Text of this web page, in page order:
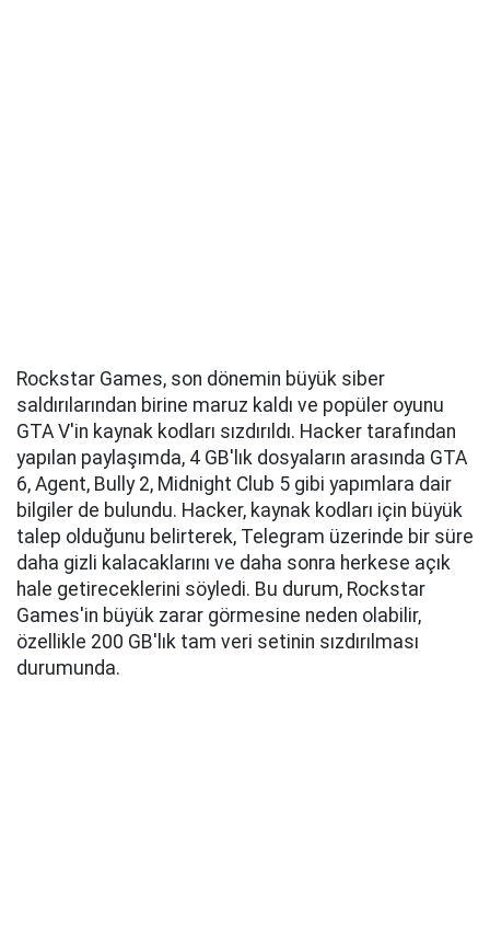
Rockstar Games, son dönemin büyük siber
saldırılarından birine maruz kaldı ve popüler oyunu
GTA V'in kaynak kodları sızdırıldı. Hacker tarafından
yapılan paylaşımda, 4 GB'lık dosyaların arasında GTA
6, Agent, Bully 2, Midnight Club 5 gibi yapımlara dair
bilgiler de bulundu. Hacker, kaynak kodları için büyük
talep olduğunu belirterek, Telegram üzerinde bir süre
daha gizli kalacaklarını ve daha sonra herkese açık
hale getireceklerini söyledi. Bu durum, Rockstar
Games'in büyük zarar görmesine neden olabilir,
özellikle 200 GB'lık tam veri setinin sızdırılması
durumunda.